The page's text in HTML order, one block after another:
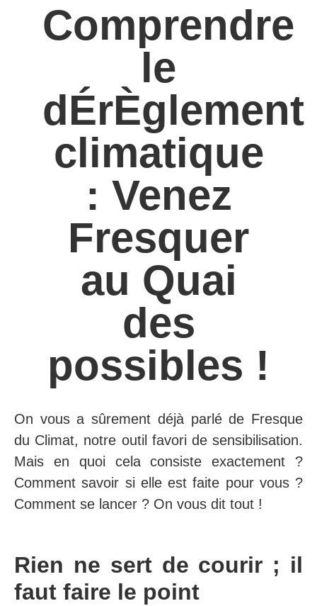
Comprendre
le
dÉrÈglement
climatique
: Venez
Fresquer
au Quai
des
possibles !
On vous a sûrement déjà parlé de Fresque
du Climat, notre outil favori de sensibilisation.
Mais en quoi cela consiste exactement ?
Comment savoir si elle est faite pour vous ?
Comment se lancer ? On vous dit tout !
Rien ne sert de courir ; il
faut faire le point